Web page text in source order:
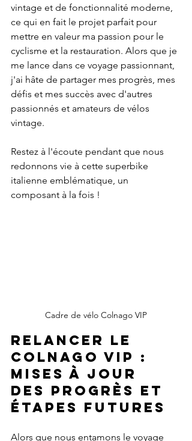
vintage et de fonctionnalité moderne,
ce qui en fait le projet parfait pour
mettre en valeur ma passion pour le
cyclisme et la restauration. Alors que je
me lance dans ce voyage passionnant,
j'ai hâte de partager mes progrès, mes
défis et mes succès avec d'autres
passionnés et amateurs de vélos
vintage.
Restez à l'écoute pendant que nous
redonnons vie à cette superbike
italienne emblématique, un
composant à la fois !
Cadre de vélo Colnago VIP
Relancer le
Colnago VIP :
Mises à jour
des progrès et
étapes futures
Alors que nous entamons le voyage